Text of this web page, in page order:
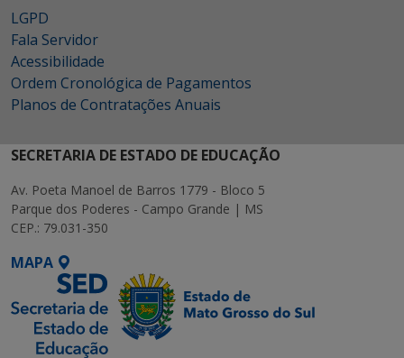
LGPD
Fala Servidor
Acessibilidade
Ordem Cronológica de Pagamentos
Planos de Contratações Anuais
SECRETARIA DE ESTADO DE EDUCAÇÃO
Av. Poeta Manoel de Barros 1779 - Bloco 5
Parque dos Poderes - Campo Grande | MS
CEP.: 79.031-350
MAPA